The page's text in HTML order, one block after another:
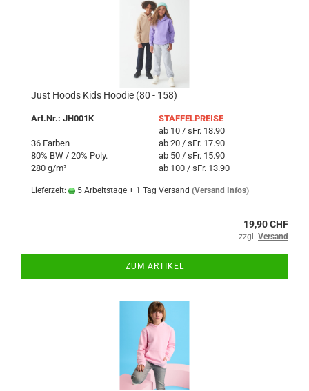
Just Hoods Kids Hoodie (80 - 158)
Art.Nr.: JH001K
STAFFELPREISE
ab 10 / sFr. 18.90
36 Farben
ab 20 / sFr. 17.90
80% BW / 20% Poly.
ab 50 / sFr. 15.90
280 g/m²
ab 100 / sFr. 13.90
Lieferzeit: 5 Arbeitstage + 1 Tag Versand (Versand Infos)
19,90 CHF
zzgl. Versand
ZUM ARTIKEL